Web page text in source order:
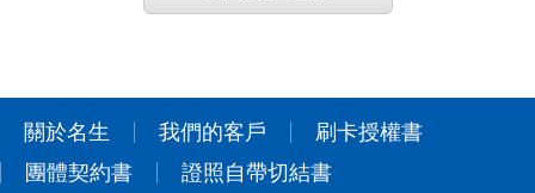
關於名生 我們的客戶
刷卡授權書
團體契約書
證照自帶切結書